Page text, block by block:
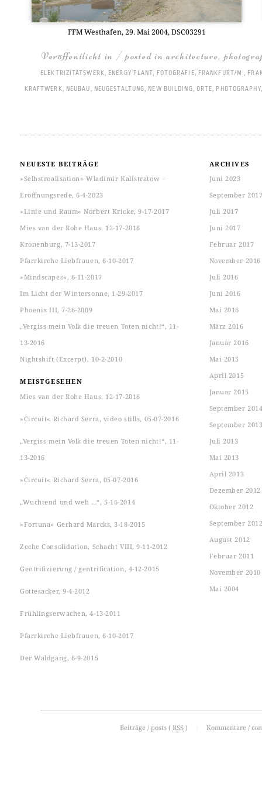
FFM West­ha­fen, 29. Mai 2004, DSC03291
Veröffentlicht in / posted inarchitecture,
ELEKTRIZITÄTSWERK, ENERGY PLANT, FOTOGRAFIE, FRANKFURT/M.,
KRAFTWERK, NEUBAU, NEUGESTALTUNG, NEW BUILDING, ORTE, PHOTOGRAPHY
NEUESTE BEITRÄGE
»Selbstrealisation« Wladimir Kalistratow ‒
Eröffnungsrede, 6-4-2023
»Linie und Raum« Norbert Kricke, 9-17-2017
Mies van der Rohe Haus, 12-17-2016
Kronenburg, 7-13-2017
Pfarrkirche Liebfrauen, 6-10-2017
»Mindscapes«, 6-11-2017
Im Licht der Wintersonne, 1-29-2017
Phoenix III, 7-26-2009
„Vergiss mein Volk die treuen Toten nicht!“, 11-
13-2016
Nightshift (Excerpt), 10-2-2010
MEISTGESEHEN
Mies van der Rohe Haus, 12-17-2016
»Circuit« Richard Serra, video stills, 05-07-2016
„Vergiss mein Volk die treuen Toten nicht!“, 11-
13-2016
»Circuit« Richard Serra, 05-07-2016
„Wuchtend und weh …“, 5-16-2014
»Fortuna« Gerhard Marcks, 3-18-2015
Zeche Consolidation, Schacht VIII, 9-11-2012
Gentrifizierung / gentrification, 4-12-2015
Gottesacker, 9-4-2012
Frühlingserwachen, 4-13-2011
Pfarrkirche Liebfrauen, 6-10-2017
Der Waldgang, 6-9-2015
ARCHIVES
Juni 2023
September
Juli 2017
Juni 2017
Februar 2017
November 2016
Juli 2016
Juni 2016
Mai 2016
März 2016
Januar 2016
Mai 2015
April 2015
Januar 2015
September
September
Juli 2013
Mai 2013
April 2013
Dezember 2012
Oktober 2012
September
August 2012
Februar 2011
November 2010
Mai 2004
Beiträge / posts ( RSS ) Kommentare /